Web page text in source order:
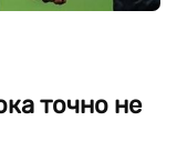
точно не